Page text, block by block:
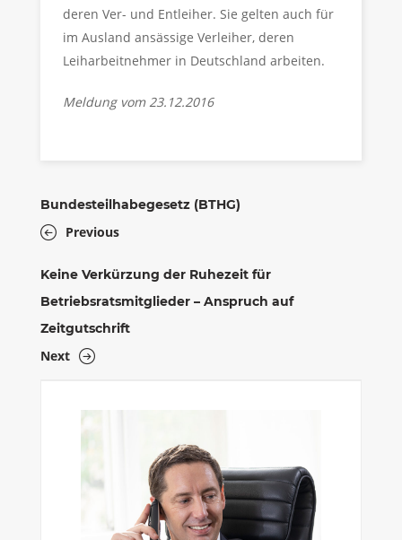
deren Ver- und Entleiher. Sie gelten auch für
im Ausland ansässige Verleiher, deren
Leiharbeitnehmer in Deutschland arbeiten.
Meldung vom 23.12.2016
Bundesteilhabegesetz (BTHG)
Previous
Keine Verkürzung der Ruhezeit für
Betriebsratsmitglieder – Anspruch auf
Zeitgutschrift
Next